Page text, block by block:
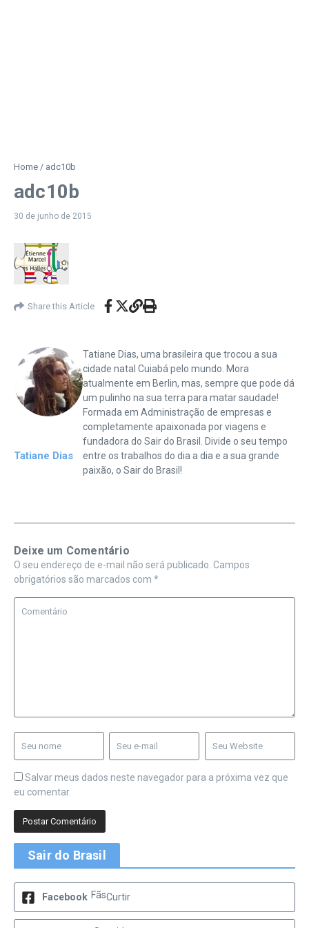
Home / adc10b
adc10b
30 de junho de 2015
Share this Article
Tatiane Dias
Tatiane Dias, uma brasileira que trocou a sua
cidade natal Cuiabá pelo mundo. Mora
atualmente em Berlin, mas, sempre que pode dá
um pulinho na sua terra para matar saudade!
Formada em Administração de empresas e
completamente apaixonada por viagens e
fundadora do Sair do Brasil. Divide o seu tempo
entre os trabalhos do dia a dia e a sua grande
paixão, o Sair do Brasil!
Deixe um Comentário
O seu endereço de e-mail não será publicado. Campos
obrigatórios são marcados com *
Salvar meus dados neste navegador para a próxima vez que
eu comentar.
Sair do Brasil
Facebook FãsCurtir